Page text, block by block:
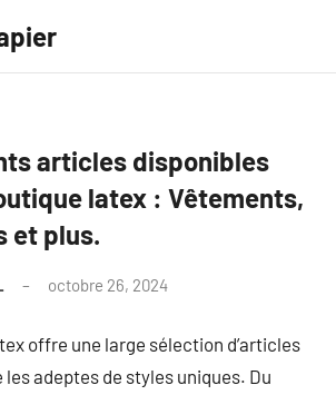
articles disponibles
latex : Vêtements,
et plus.
octobre 26, 2024
offre une large sélection d’articles
adeptes de styles uniques. Du